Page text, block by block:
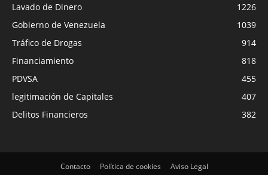
Lavado de Dinero
1226
Gobierno de Venezuela
1039
Tráfico de Drogas
914
Financiamiento
818
PDVSA
455
legitimación de Capitales
407
Delitos Financieros
382
Contacto Política de cookies Aviso Legal